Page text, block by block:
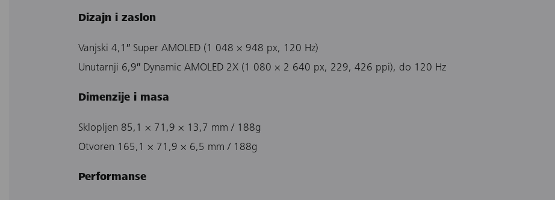
Dizajn i zaslon
Vanjski 4,1′′ Super AMOLED (1 048 × 948 px, 120 Hz)
Unutarnji 6,9′′ Dynamic AMOLED 2X (1 080 × 2 640 px, 229, 426 ppi), do 120 Hz
Dimenzije i masa
Sklopljen 85,1 × 71,9 × 13,7 mm / 188g
Otvoren 165,1 × 71,9 × 6,5 mm / 188g
Performanse